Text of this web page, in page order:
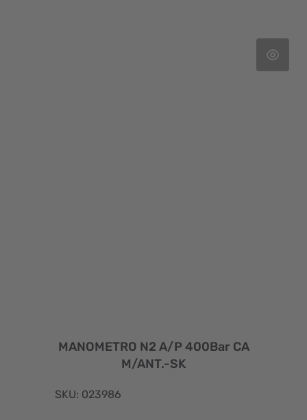
MANOMETRO N2 A/P 400Bar CA
M/ANT.-SK
SKU: 023986